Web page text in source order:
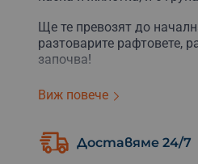
Ще те превозят до
разтоварите рафтовете,
започва!
Ще се спуснете
След изморителното
ресторанти по
Виж повече
Доставяме 24/7